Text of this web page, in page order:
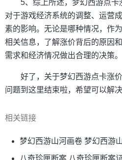
5、综上所述，梦幻西游点
对于游戏经济系统的调整、运营
素的影响。无论是哪种情况，作
相关信息，了解涨价背后的原因
需求和经济情况做出合理的决策。
好了，关于梦幻西游点卡涨
问题到这里结束啦，希望可以解决
相关链接
梦幻西游山河画卷 梦幻西游